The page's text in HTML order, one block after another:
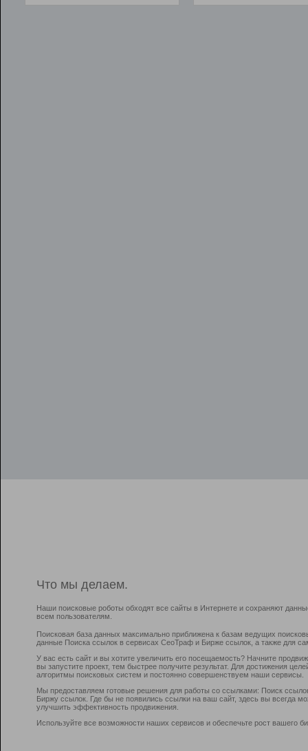
Что мы делаем.
Наши поисковые роботы обходят все сайты в Интернете и сохраняют
всем пользователям.
Поисковая база данных максимально приближена к базам ведущих
данные Поиска ссылок в сервисах СеоТраф и Бирже ссылок, а также для
У вас есть сайт и вы хотите увеличить его посещаемость? Начните
вы запустите проект, тем быстрее получите результат. Для достижения
алгоритмы поисковых систем и постоянно совершенствуем наши сервисы.
Мы предоставляем готовые решения для работы со ссылками: Поиск
Биржу ссылок. Где бы не появились ссылки на ваш сайт, здесь вы всегда
улучшить эффективность продвижения.
Используйте все возможности наших сервисов и обеспечьте рост вашего